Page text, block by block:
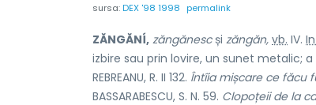
sursa:DEX '98 1998 permalink
ZĂNGĂNÍ, zăngănescși zăngăn, vb. IV.
izbire sau prin lovire, un sunet metalic; a
REBREANU, R. II 132. Întîia mișcare ce făcu
BASSARABESCU, S. N. 59. Clopoțeii de la